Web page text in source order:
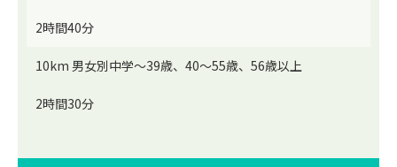
2時間40分
10km 男女別中学～39歳、40～55歳、56歳以上
2時間30分